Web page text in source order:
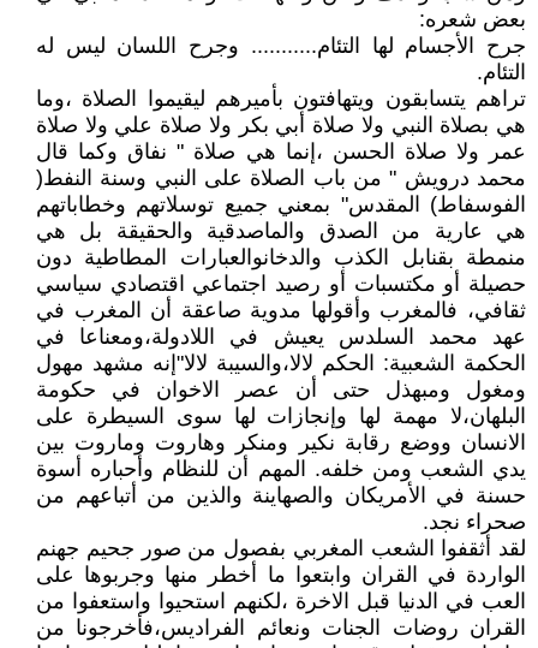
بعض شعره:
جرح الأجسام لها التئام........... وجرح اللسان ليس له
التئام.
تراهم يتسابقون ويتهافتون بأميرهم ليقيموا الصلاة ،وما
هي بصلاة النبي ولا صلاة أبي بكر ولا صلاة علي ولا صلاة
عمر ولا صلاة الحسن ،إنما هي صلاة " نفاق وكما قال
محمد درويش " من باب الصلاة على النبي وسنة النفط(
الفوسفاط) المقدس" بمعني جميع توسلاتهم وخطاباتهم
هي عارية من الصدق والماصدقية والحقيقة بل هي
منمطة بقنابل الكذب والدخانوالعبارات المطاطية دون
حصيلة أو مكتسبات أو رصيد اجتماعي اقتصادي سياسي
ثقافي، فالمغرب وأقولها مدوية صاعقة أن المغرب في
عهد محمد السلدس يعيش في اللادولة،ومعناعا في
الحكمة الشعبية: الحكم لالا،والسيبة لالا"إنه مشهد مهول
ومغول ومبهذل حتى أن عصر الاخوان في حكومة
البلهان،لا مهمة لها وإنجازات لها سوى السيطرة على
الانسان ووضع رقابة نكير ومنكر وهاروت وماروت بين
يدي الشعب ومن خلفه. المهم أن للنظام وأحباره أسوة
حسنة في الأمريكان والصهاينة والذين من أتباعهم من
صحراء نجد.
لقد أثقفوا الشعب المغربي بفصول من صور جحيم جهنم
الواردة في القران وابتعوا ما أخطر منها وجربوها على
العب في الدنيا قبل الاخرة ،لكنهم استحيوا واستعفوا من
القران روضات الجنات ونعائم الفراديس،فأخرجونا من